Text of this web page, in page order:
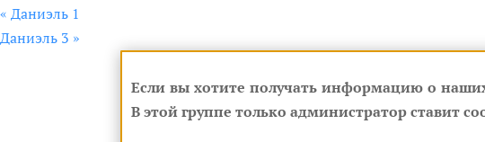
« Даниэль 1
Даниэль 3 »
Если вы хотите получать информацию о
В этой группе только администратор ставит